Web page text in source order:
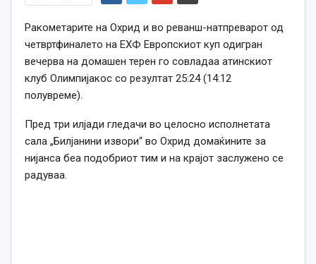
Ракометарите на Охрид и во реванш-натпреварот од
четвртфиналето на ЕХФ Европскиот куп одигран
вечерва на домашен терен го совладаа атинскиот
клуб Олимпијакос со резултат 25:24 (14:12
полувреме).
Пред три илјади гледачи во целосно исполнетата
сала „Билјанини извори“ во Охрид домаќините за
нијанса беа подобриот тим и на крајот заслужено се
радуваа.